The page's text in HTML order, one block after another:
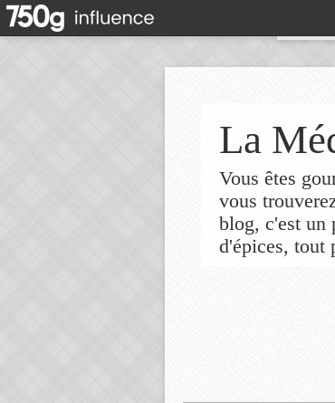
La
Vous êtes
vous
blog, c'est un
d'épices, tout